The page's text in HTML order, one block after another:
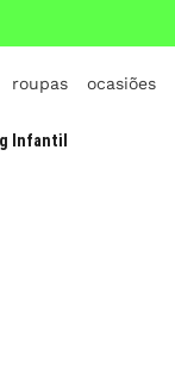
roupas ocasiões
Infantil
BUSCADOS